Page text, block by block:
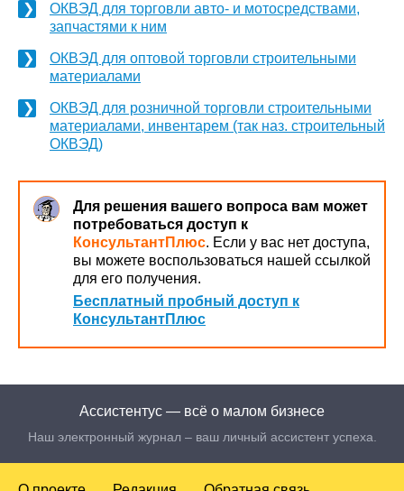
ОКВЭД для торговли авто- и мотосредствами,
запчастями к ним
ОКВЭД для оптовой торговли строительными
материалами
ОКВЭД для розничной торговли строительными
материалами, инвентарем (так наз. строительный
ОКВЭД)
Для решения вашего вопроса вам может
потребоваться доступ к
КонсультантПлюс. Если у вас нет доступа,
вы можете воспользоваться нашей ссылкой
для его получения.
Бесплатный пробный доступ к
КонсультантПлюс
Ассистентус — всё о малом бизнесе
Наш электронный журнал – ваш личный ассистент успеха.